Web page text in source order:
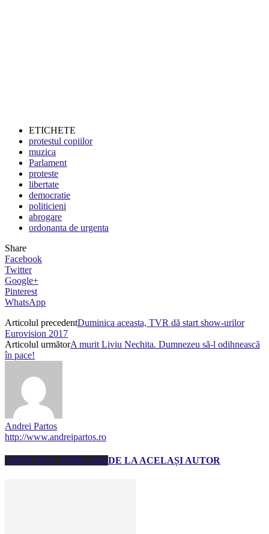
ETICHETE
protestul copiilor
muzica
Parlament
proteste
libertate
democratie
politicieni
abrogare
ordonanta de urgenta
Share
Facebook
Twitter
Google+
Pinterest
WhatsApp
Articolul precedentDuminica aceasta, TVR dă start show-urilor
Eurovision 2017
Articolul următorA murit Liviu Nechita. Dumnezeu să-l odihnească
în pace!
Andrei Partos
http://www.andreipartos.ro
ARTICOLE SIMILAREDE LA ACELAȘI AUTOR